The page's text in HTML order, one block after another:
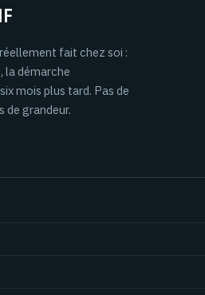
fait chez soi :
la démarche
mois plus tard. Pas de
de grandeur.